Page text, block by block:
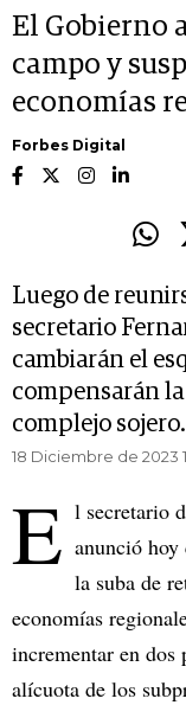
El Gobierno
campo y
economías
Forbes Digital
Luego de
secretario
cambiarán el
compensarán
complejo sojero.
18 Diciembre de 2023
E l secretario
anunció
la suba de
economías
incrementar en dos
alícuota de los